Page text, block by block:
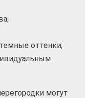
оттенки;
могут